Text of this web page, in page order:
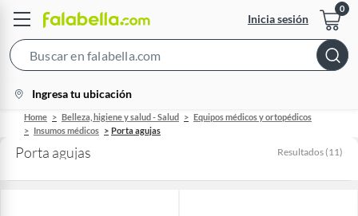
Inicia sesión
Bar
location-
icon
Ingresa tu ubicación
Home Belleza, higiene y salud - Salud
Equipos médicos y ortopédicos
Insumos médicos
Porta agujas
Porta agujas Resultados (11)